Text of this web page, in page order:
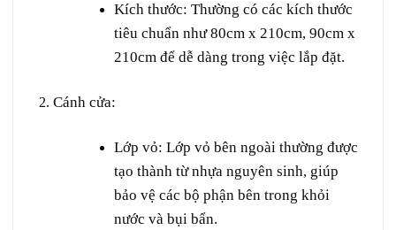
Kích thước: Thường có các kích thước
tiêu chuẩn như 80cm x 210cm, 90cm x
210cm để dễ dàng trong việc lắp đặt.
Cánh cửa:
Lớp vỏ: Lớp vỏ bên ngoài thường được
tạo thành từ nhựa nguyên sinh, giúp
bảo vệ các bộ phận bên trong khỏi
nước và bụi bẩn.